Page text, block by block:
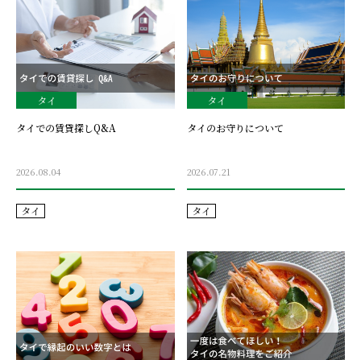
タイ
タイでの賃貸探しQ&A
2026.08.04
タイ
タイ
タイのお守りについて
2026.07.21
タイ